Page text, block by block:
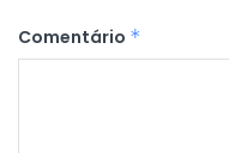
Comentário *